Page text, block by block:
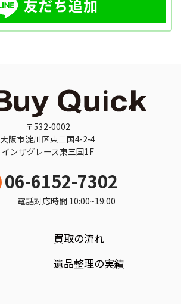
〒532-0002
大阪市淀川区東三国4-2-4
インザグレース東三国1F
06-6152-7302
電話対応時間 10:00~19:00
買取の流れ
遺品整理の実績